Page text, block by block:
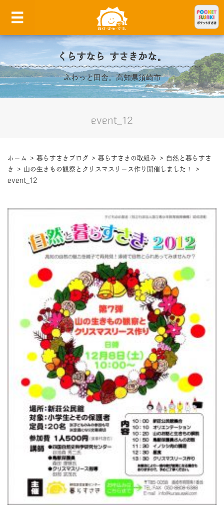
くらすなら すさきかな。
ふわっと田舎。高知県須崎市
event_12
ホーム > 暮らすさきブログ > 暮らすさきの取組み > 自然と暮らすさ
き
> 山の生きもの観察とクリスマスリース作り開催しました！
>
event_12